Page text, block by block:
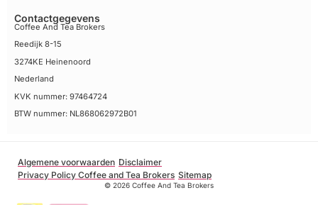
Contactgegevens
Coffee And Tea Brokers
Reedijk 8-15
3274KE Heinenoord
Nederland
KVK nummer: 97464724
BTW nummer: NL868062972B01
Algemene voorwaarden Disclaimer
Privacy Policy Coffee and Tea Brokers Sitemap
© 2026 Coffee And Tea Brokers